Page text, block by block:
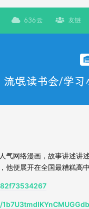
636云 友链
流氓读书会/学
络漫画，故事讲述讲述
他便展开在全国最糟糕高